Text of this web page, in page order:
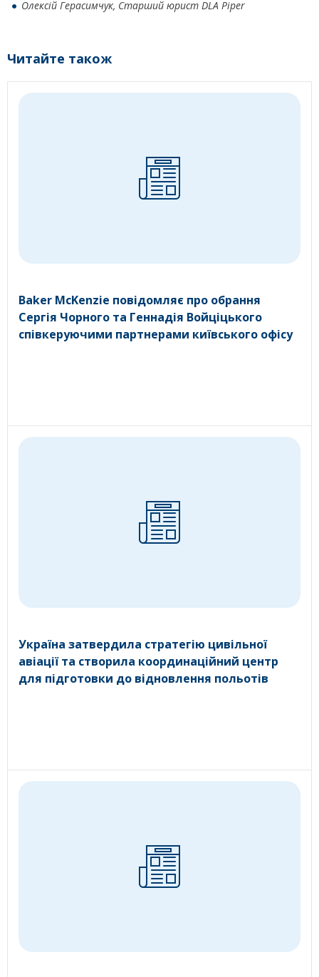
Олексій Герасимчук, Старший юрист DLA Piper
Читайте також
Baker McKenzie повідомляє про обрання
Сергія Чорного та Геннадія Войціцького
співкеруючими партнерами київського офісу
Україна затвердила стратегію цивільної
авіації та створила координаційний центр
для підготовки до відновлення польотів